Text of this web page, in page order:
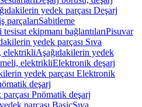
yedek parçası Deşarj
parçalarıSabitleme
tesisat ekipmanı bağlantılarıPisuvar
yedek parçası Sıva
elektrikliAşağıdakilerin yedek
elektrikliElektronik deşarj
yedek parçası Elektronik
deşarj
Pnömatik deşarj
parçası BasicSıva